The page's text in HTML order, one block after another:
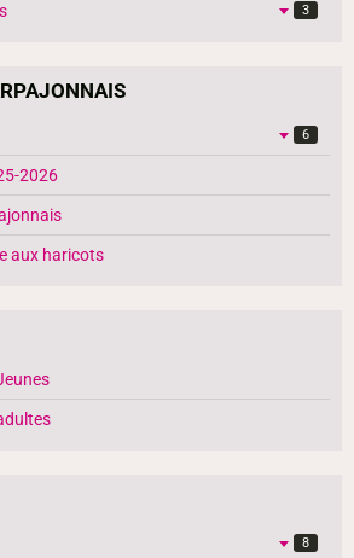
3
6
2026
aux haricots
8